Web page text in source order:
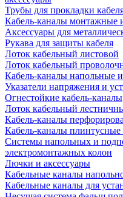
Трубы для прокладки
Кабель-каналы монтажные
Аксессуары для
Рукава для защиты кабеля
Лоток кабельный листовой
Лоток кабельный
Кабель-каналы напольные
Указатели напряжения и
Огнестойкие кабель-каналы
Лоток кабельный
Кабель-каналы
Кабель-каналы плинтусные
Системы напольных и
электромонтажных колон
Лючки и аксессуары
Кабельные каналы
Кабельные каналы для